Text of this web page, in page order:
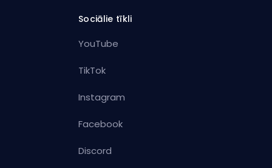
Sociālie tīkli
YouTube
TikTok
Instagram
Facebook
Discord